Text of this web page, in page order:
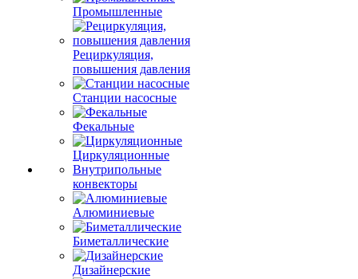
Промышленные
Рециркуляция,
повышения давления
Станции насосные
Фекальные
Циркуляционные
Внутрипольные
конвекторы
Алюминиевые
Биметаллические
Дизайнерские